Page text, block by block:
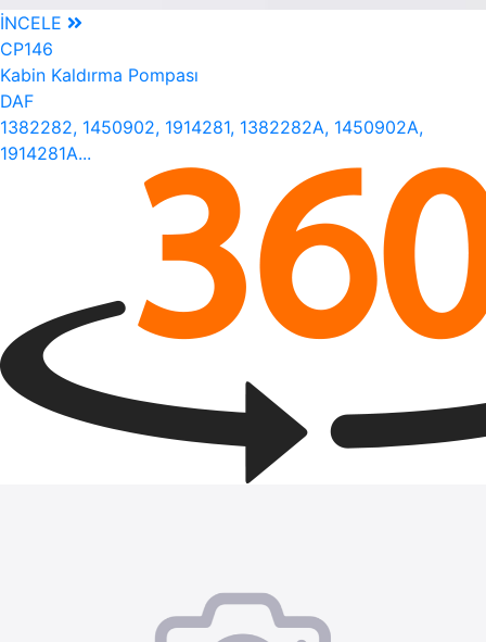
İNCELE
CP146
Kabin Kaldırma Pompası
DAF
1382282, 1450902, 1914281, 1382282A, 1450902A,
1914281A...